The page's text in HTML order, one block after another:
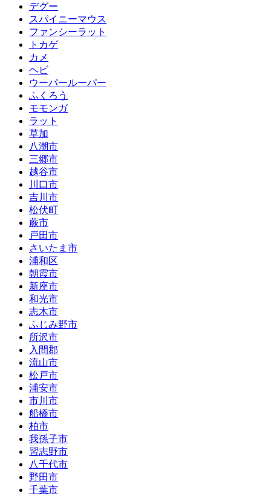
デグー
スパイニーマウス
ファンシーラット
トカゲ
カメ
ヘビ
ウーパールーパー
ふくろう
モモンガ
ラット
草加
八潮市
三郷市
越谷市
川口市
吉川市
松伏町
蕨市
戸田市
さいたま市
浦和区
朝霞市
新座市
和光市
志木市
ふじみ野市
所沢市
入間郡
流山市
松戸市
浦安市
市川市
船橋市
柏市
我孫子市
習志野市
八千代市
野田市
千葉市